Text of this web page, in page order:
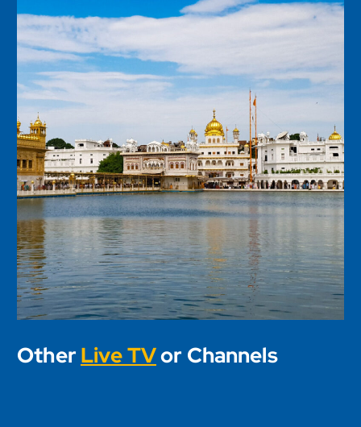
Other Live TVor Channels